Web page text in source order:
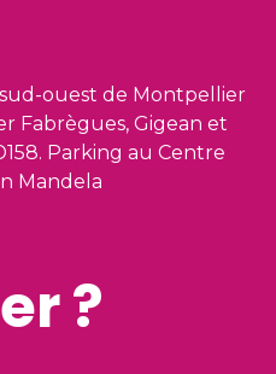
sud-ouest de Montpellier
Fabrègues, Gigean et
Parking au Centre
Mandela
?